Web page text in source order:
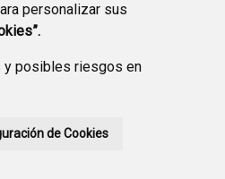
personalizar sus
y posibles riesgos en
de Cookies
POLÍTICA DE COOKIES